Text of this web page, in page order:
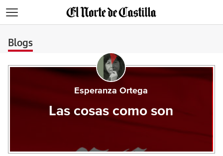
Blogs
Esperanza Ortega
Las cosas como son